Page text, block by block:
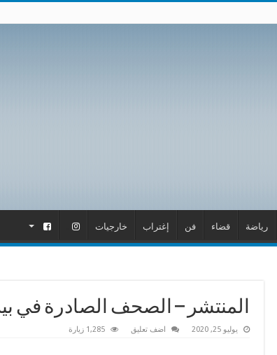
رياضة قضاء فن إغتراب خارجيات
المنتشر – الصحف الصادرة في بيروت
يوليو 25, 2020 اضف تعليق 1,285 زيارة